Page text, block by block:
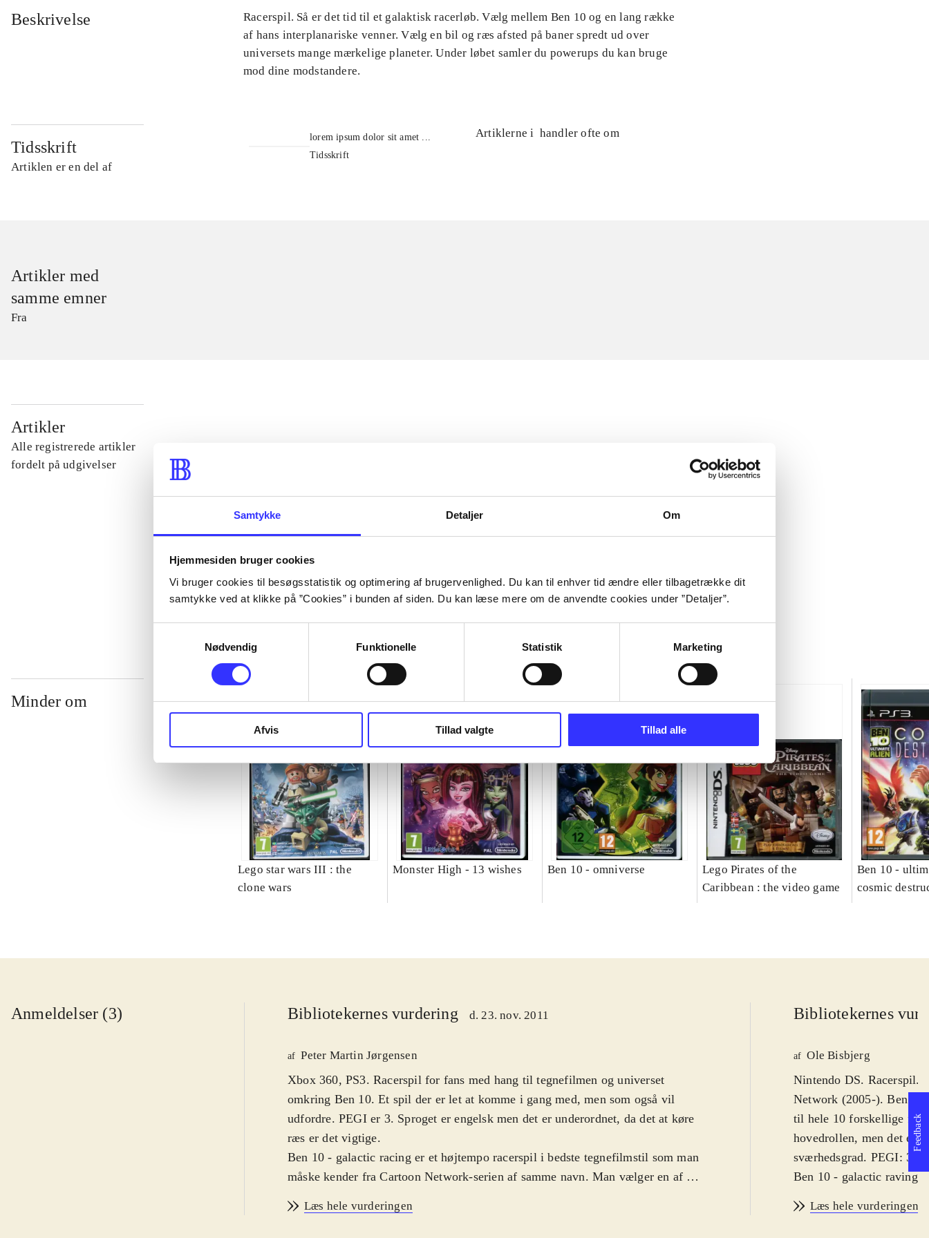
Samtykke Detaljer Om
Hjemmesiden bruger cookies
Vi bruger cookies til besøgsstatistik og optimering af brugervenlighed. Du kan til enhver tid ændre eller tilbagetrække dit
samtykke ved at klikke på ”Cookies” i bunden af siden. Du kan læse mere om de anvendte cookies under ”Detaljer”.
Nødvendig
Funktionelle Statistik Marketing
Afvis Tillad valgte Tillad alle
Beskrivelse
Racerspil. Så er det tid til et galaktisk racerløb. Vælg mellem Ben 10 og en lang række
af hans interplanariske venner. Vælg en bil og ræs afsted på baner spredt ud over
universets mange mærkelige planeter. Under løbet samler du powerups du kan bruge
mod dine modstandere.
Tidsskrift
Artiklen er en del af
lorem ipsum dolor sit amet ...
Tidsskrift
Artiklerne i handler ofte om
Artikler med
samme emner
Fra
Artikler
Alle registrerede artikler
fordelt på udgivelser
...
Minder om
Lego star wars III : the
clone wars
Monster High - 13 wishes Ben 10 - omniverse
Lego Pirates of the
Caribbean : the video game
Ben 10 -
cosmic
Anmeldelser (3) Bibliotekernes vurdering d. 23. nov. 2011
af Peter Martin Jørgensen
Xbox 360, PS3. Racerspil for fans med hang til tegnefilmen og universet
omkring Ben 10. Et spil der er let at komme i gang med, men som også vil
udfordre. PEGI er 3. Sproget er engelsk men det er underordnet, da det at køre
ræs er det vigtige.
Ben 10 - galactic racing er et højtempo racerspil i bedste tegnefilmstil som man
måske kender fra Cartoon Network-serien af samme navn. Man vælger en af de
samle powerups op, der giver adgang til diverse våben, der gør løbet surt for
Læs hele vurderingen
Bibliotekernes
af Ole Bisbjerg
Nintendo DS. Racerspil.
Network (2005-). Ben 10
til hele 10 forskellige
hovedrollen, men det er
sværhedsgrad. PEGI: 3
Ben 10 - galactic raving
og de onde. Man skal
Læs hele vurderingen
Feedback